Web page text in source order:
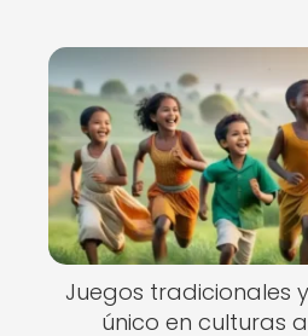
Juegos tradicionales
único en culturas